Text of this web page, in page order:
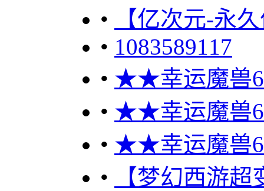
•
【亿次元-永
• 1083589117
• ★★幸运魔兽
• ★★幸运魔兽
• ★★幸运魔兽
•
【梦幻西游